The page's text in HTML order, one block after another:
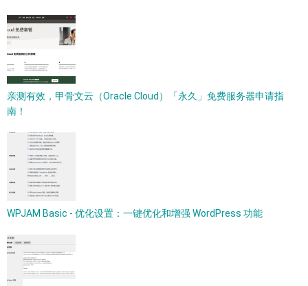
亲测有效，甲骨文云（Oracle Cloud）「永久」免费服务器申请指
南！
WPJAM Basic - 优化设置：一键优化和增强 WordPress 功能